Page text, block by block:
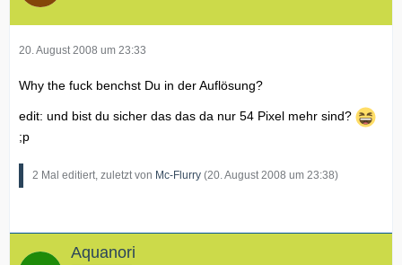
20. August 2008 um 23:33
Why the fuck benchst Du in der Auflösung?
edit: und bist du sicher das das da nur 54 Pixel mehr sind?
;p
2 Mal editiert, zuletzt von Mc-Flurry (20. August 2008 um 23:38)
Aquanori